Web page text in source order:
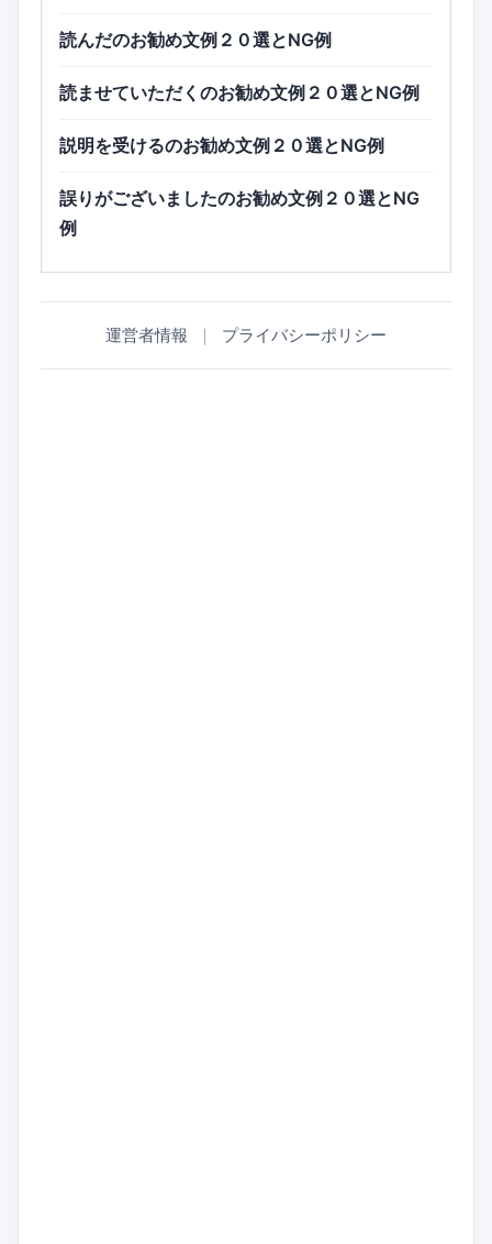
読んだのお勧め文例２０選とNG例
読ませていただくのお勧め文例２０選とNG例
説明を受けるのお勧め文例２０選とNG例
誤りがございましたのお勧め文例２０選とNG
例
運営者情報 ｜ プライバシーポリシー